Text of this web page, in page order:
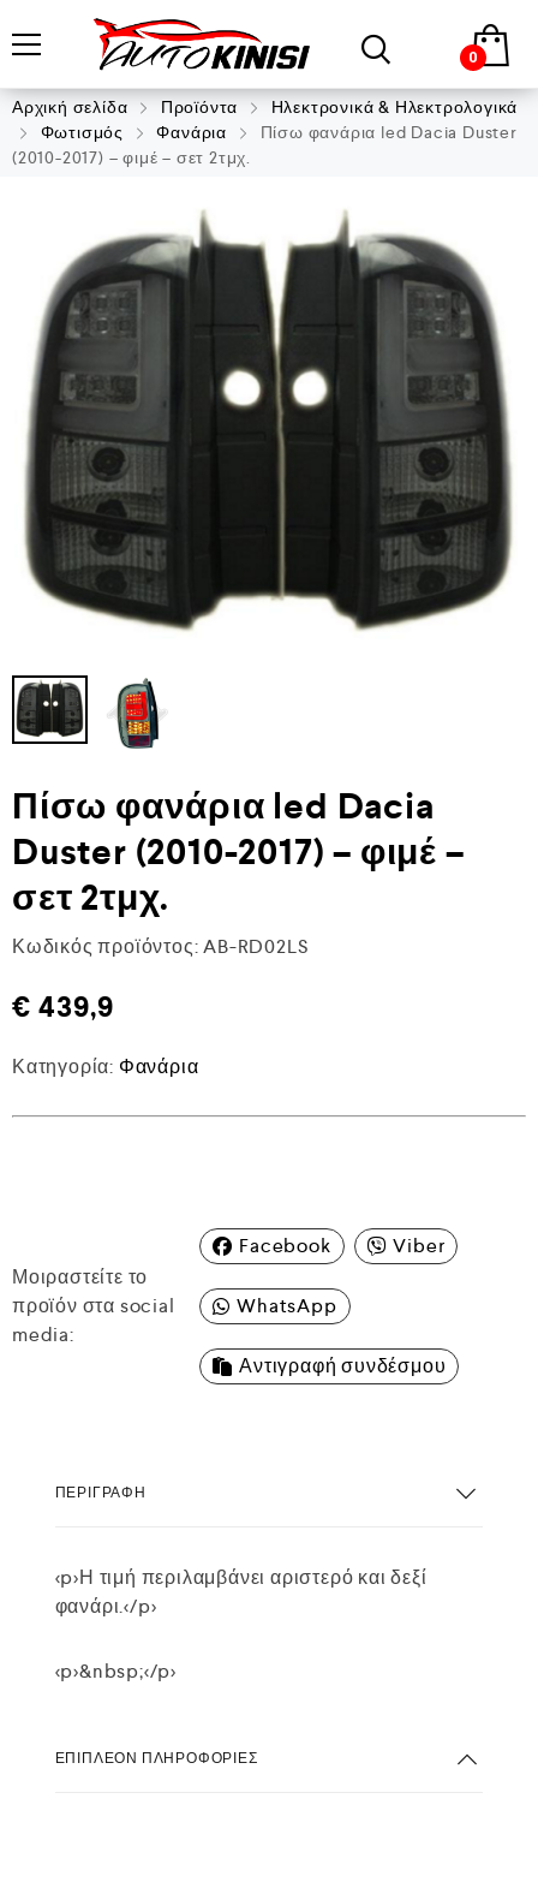
0
Αρχική σελίδα Προϊόντα
Ηλεκτρονικά & Ηλεκτρολογικά
Φωτισμός
Φανάρια
Πίσω φανάρια led Dacia Duster
(2010-2017) – φιμέ – σετ 2τμχ.
Πίσω φανάρια led Dacia
Duster (2010-2017) – φιμέ –
σετ 2τμχ.
Κωδικός προϊόντος: AB-RD02LS
€ 439,9
Κατηγορία: Φανάρια
Μοιραστείτε το
προϊόν στα social
media:
Facebook Viber
WhatsApp
Αντιγραφή συνδέσμου
ΠΕΡΙΓΡΑΦΉ
<p>Η τιμή περιλαμβάνει αριστερό και δεξί
φανάρι.</p>
<p>&nbsp;</p>
ΕΠΙΠΛΈΟΝ ΠΛΗΡΟΦΟΡΊΕΣ